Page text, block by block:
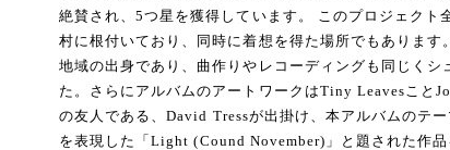
絶賛され、5つ星を獲得しています。 このプロジェクト
村に根付いており、同時に着想を得た場所でもあります
地域の出身であり、曲作りやレコーディングも同じくシ
た。さらにアルバムのアートワークはTiny Leavesこと
の友人である、David Tressが出掛け、本アルバムのテ
を表現した「Light (Cound November)」と題された作品